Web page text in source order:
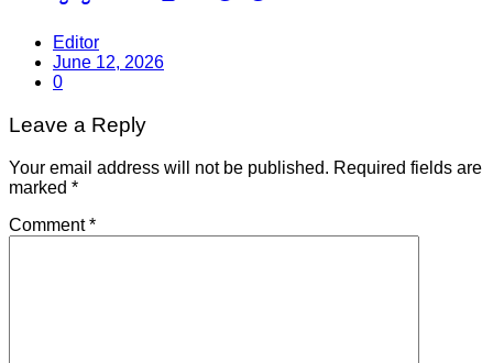
Editor
June 12, 2026
0
Leave a Reply
Your email address will not be published. Required fields are
marked *
Comment*